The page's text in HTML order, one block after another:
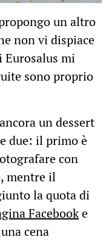
un altro
non vi dispiace
Eurosalus mi
sono proprio
un dessert
due: il primo è
con
mentre il
la quota di
Facebooke
cena